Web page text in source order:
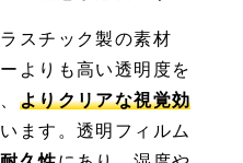
スチック製の素材
よりも高い透明度を
よりクリアな視覚効
ます。透明フィルム